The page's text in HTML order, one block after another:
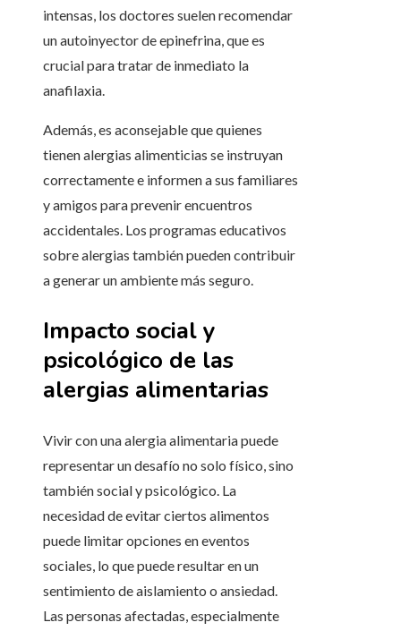
intensas, los doctores suelen recomendar
un autoinyector de epinefrina, que es
crucial para tratar de inmediato la
anafilaxia.
Además, es aconsejable que quienes
tienen alergias alimenticias se instruyan
correctamente e informen a sus familiares
y amigos para prevenir encuentros
accidentales. Los programas educativos
sobre alergias también pueden contribuir
a generar un ambiente más seguro.
Impacto social y
psicológico de las
alergias alimentarias
Vivir con una alergia alimentaria puede
representar un desafío no solo físico, sino
también social y psicológico. La
necesidad de evitar ciertos alimentos
puede limitar opciones en eventos
sociales, lo que puede resultar en un
sentimiento de aislamiento o ansiedad.
Las personas afectadas, especialmente